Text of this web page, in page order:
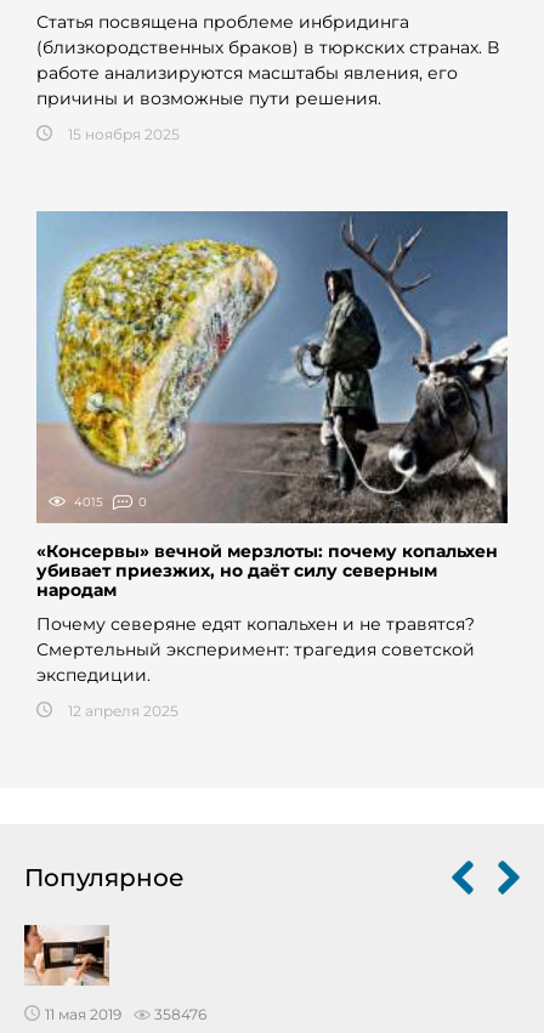
Статья посвящена проблеме инбридинга
(близкородственных браков) в тюркских странах. В
работе анализируются масштабы явления, его
причины и возможные пути решения.
15 ноября 2025
4015 0
«Консервы» вечной мерзлоты: почему копальхен
убивает приезжих, но даёт силу северным
народам
Почему северяне едят копальхен и не травятся?
Смертельный эксперимент: трагедия советской
экспедиции.
12 апреля 2025
Популярное
11 мая 2019 358476